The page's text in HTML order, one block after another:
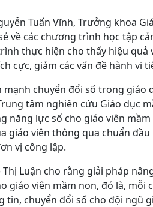
Tuấn Vĩnh, Trưởng khoa
về các chương trình học tập
thực hiện cho thấy hiệu quả
cực, giảm các vấn đề hành vi
mạnh chuyển đổi số trong giáo
tâm nghiên cứu Giáo dục
năng lực số cho giáo viên
giáo viên thông qua chuẩn
vị công lập.
Thị Luận cho rằng giải pháp
giáo viên mầm non, đó là,
tin, chuyển đổi số cho đội ngũ